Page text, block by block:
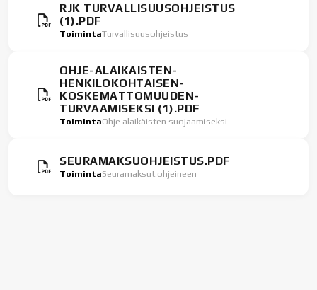
RJK TURVALLISUUSOHJEISTUS
(1).PDF
ToimintaTurvallisuusohjeistus
OHJE-ALAIKAISTEN-
HENKILOKOHTAISEN-
KOSKEMATTOMUUDEN-
TURVAAMISEKSI (1).PDF
ToimintaOhje alaikäisten suojaamiseksi
SEURAMAKSUOHJEISTUS.PDF
ToimintaSeuramaksut ohjeineen